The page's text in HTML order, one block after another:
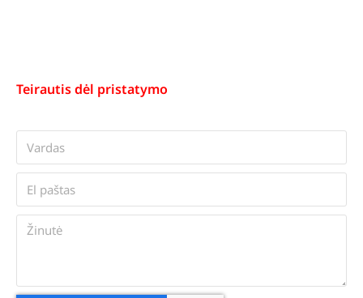
Teirautis dėl pristatymo